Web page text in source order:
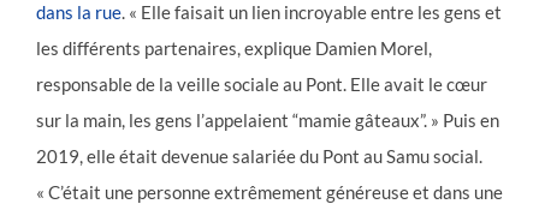
dans la rue. « Elle faisait un lien incroyable entre les gens et
les différents partenaires, explique Damien Morel,
responsable de la veille sociale au Pont. Elle avait le cœur
sur la main, les gens l’appelaient “mamie gâteaux”. » Puis en
2019, elle était devenue salariée du Pont au Samu social.
« C’était une personne extrêmement généreuse et dans une